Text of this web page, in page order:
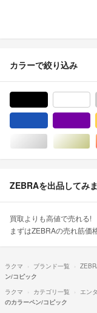
カラーで絞り込み
シルバー/銀
ZEBRAを出品してみ
買取よりも高値で売れる!
まずはZEBRAの売れ筋価
ラクマ ブランド一覧
ン/コピック
ラクマ
カテゴリ一覧 エン
のカラーペン/コピック